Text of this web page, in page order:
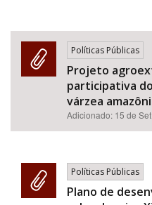
Políticas Públicas
Projeto
participativa
várzea
Adicionado: 15 de
Políticas Públicas
Plano de